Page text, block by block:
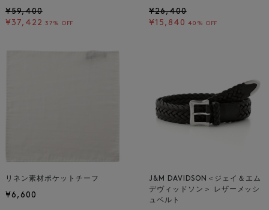
¥59,400
¥37,422 37% OFF
¥26,400
¥15,840 40% OFF
リネン素材ポケットチーフ
¥6,600
J&M DAVIDSON＜ジェイ＆エム
デヴィッドソン＞ レザーメッシ
ュベルト